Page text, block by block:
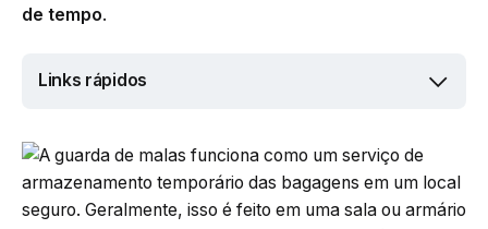
de tempo.
Links rápidos